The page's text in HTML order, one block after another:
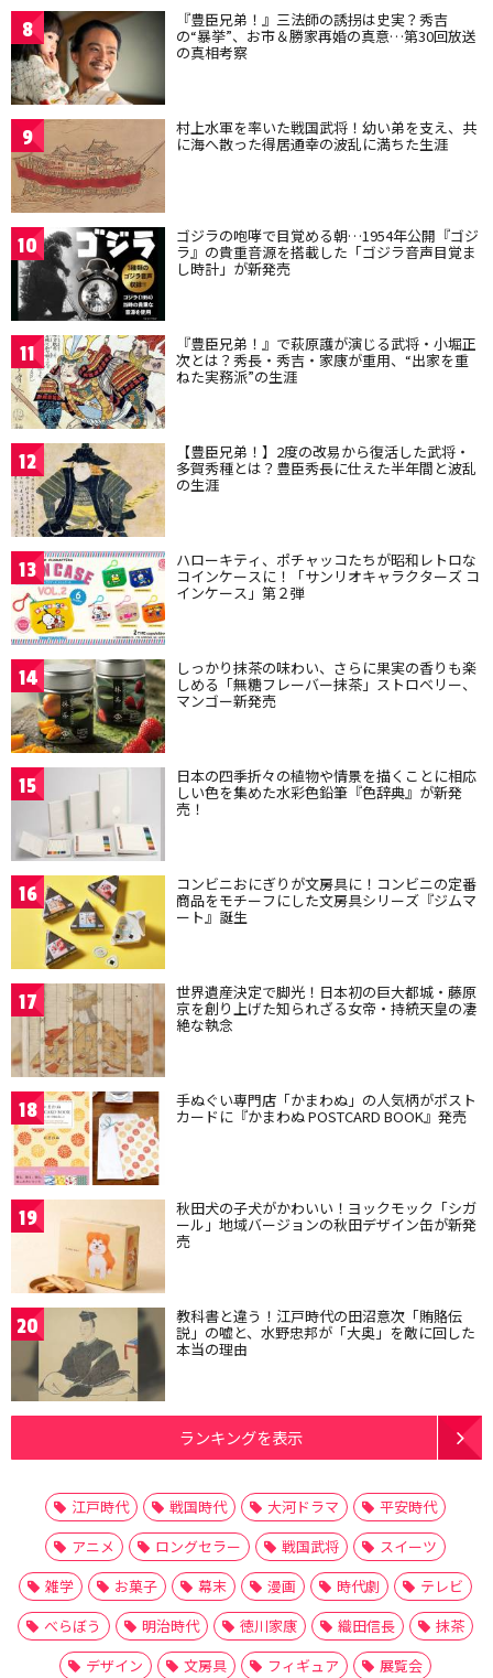
8 『豊臣兄弟！』三法師の誘拐は史実？秀吉
の“暴挙”、お市＆勝家再婚の真意…第30回放送
の真相考察
9 村上水軍を率いた戦国武将！幼い弟を支え、共
に海へ散った得居通幸の波乱に満ちた生涯
10 ゴジラの咆哮で目覚める朝…1954年公開『ゴジ
ラ』の貴重音源を搭載した「ゴジラ音声目覚ま
し時計」が新発売
11 『豊臣兄弟！』で萩原護が演じる武将・小堀正
次とは？秀長・秀吉・家康が重用、“出家を重
ねた実務派”の生涯
12 【豊臣兄弟！】2度の改易から復活した武将・
多賀秀種とは？豊臣秀長に仕えた半年間と波乱
の生涯
13 ハローキティ、ポチャッコたちが昭和レトロな
コインケースに！「サンリオキャラクターズ コ
インケース」第２弾
14 しっかり抹茶の味わい、さらに果実の香りも楽
しめる「無糖フレーバー抹茶」ストロベリー、
マンゴー新発売
15 日本の四季折々の植物や情景を描くことに相応
しい色を集めた水彩色鉛筆『色辞典』が新発
売！
16 コンビニおにぎりが文房具に！コンビニの定番
商品をモチーフにした文房具シリーズ『ジムマ
ート』誕生
17 世界遺産決定で脚光！日本初の巨大都城・藤原
京を創り上げた知られざる女帝・持統天皇の凄
絶な執念
18 手ぬぐい専門店「かまわぬ」の人気柄がポスト
カードに『かまわぬ POSTCARD BOOK』発売
19 秋田犬の子犬がかわいい！ヨックモック「シガ
ール」地域バージョンの秋田デザイン缶が新発
売
20 教科書と違う！江戸時代の田沼意次「賄賂伝
説」の嘘と、水野忠邦が「大奥」を敵に回した
本当の理由
ランキングを表示
江戸時代 戦国時代 大河ドラマ
平安時代
アニメ
ロングセラー 戦国武将
スイーツ
雑学
お菓子 幕末 漫画 時代劇
テレビ
べらぼう
明治時代 徳川家康 織田信長
抹茶
デザイン
文房具 フィギュア
展覧会